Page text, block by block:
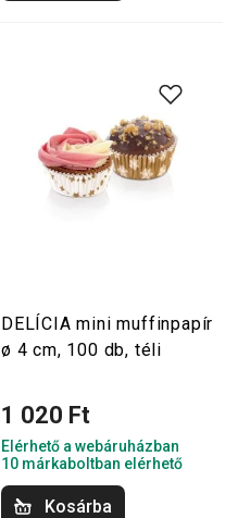
DELÍCIA mini muffinpapír
ø 4 cm, 100 db, téli
1 020 Ft
Elérhető a webáruházban
10 márkaboltban elérhető
Kosárba